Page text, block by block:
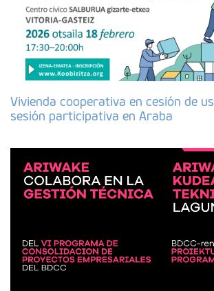
Vivienda cooperativa en cesión de
sesión participativa en Araba